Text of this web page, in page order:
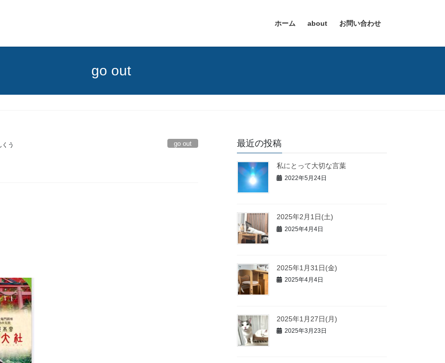
ホーム about お問い合わせ
go out
う go out 最近の投稿
私にとって大切な言葉
2022年5月24日
2025年2月1日(土)
2025年4月4日
2025年1月31日(金)
2025年4月4日
2025年1月27日(月)
2025年3月23日